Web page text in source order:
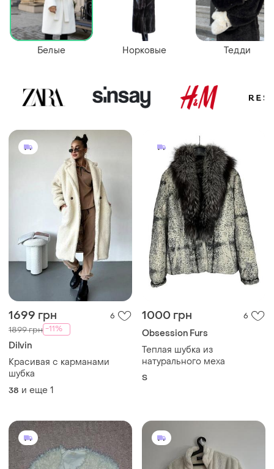
1699 грн 6
1899 грн -11%
Dilvin
Красивая с карманами
шубка
38 и еще 1
1000 грн 6
Obsession Furs
Теплая шубка из
натурального меха
S
Белые Норковые Тедди